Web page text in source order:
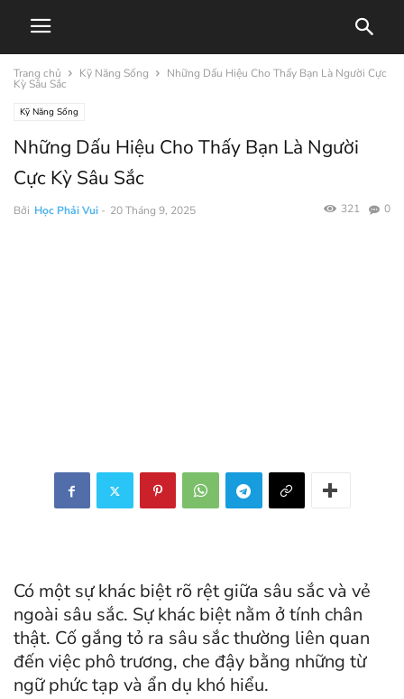
Trang chủ Kỹ Năng Sống Những Dấu Hiệu Cho Thấy Bạn Là Người Cực
Kỳ Sâu Sắc
Kỹ Năng Sống
Những Dấu Hiệu Cho Thấy Bạn Là Người
Cực Kỳ Sâu Sắc
Bởi Học Phải Vui - 20 Tháng 9, 2025 0
321
Có một sự khác biệt rõ rệt giữa sâu sắc và vẻ
ngoài sâu sắc. Sự khác biệt nằm ở tính chân
thật. Cố gắng tỏ ra sâu sắc thường liên quan
đến việc phô trương, che đậy bằng những từ
ngữ phức tạp và ẩn dụ khó hiểu.